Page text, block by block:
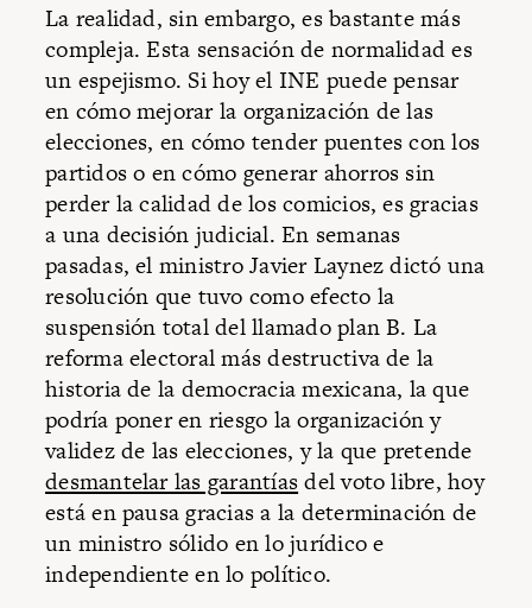
La realidad, sin embargo, es bastante más
compleja. Esta sensación de normalidad es
un espejismo. Si hoy el INE puede pensar
en cómo mejorar la organización de las
elecciones, en cómo tender puentes con los
partidos o en cómo generar ahorros sin
perder la calidad de los comicios, es gracias
a una decisión judicial. En semanas
pasadas, el ministro Javier Laynez dictó una
resolución que tuvo como efecto la
suspensión total del llamado plan B. La
reforma electoral más destructiva de la
historia de la democracia mexicana, la que
podría poner en riesgo la organización y
validez de las elecciones, y la que pretende
desmantelar las garantíasdel voto libre, hoy
está en pausa gracias a la determinación de
un ministro sólido en lo jurídico e
independiente en lo político.